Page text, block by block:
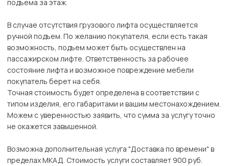
подъема за этаж.
В случае отсутствия грузового лифта осуществляется
ручной подъем. По желанию покупателя, если есть такая
возможность, подъем может быть осуществлен на
пассажирском лифте. Ответственность за рабочее
состояние лифта и возможное повреждение мебели
покупатель берет на себя.
Точная стоимость будет определена в соответствии с
типом изделия, его габаритами и вашим местонахождением.
Можем с уверенностью заявить, что сумма за услугу точно
не окажется завышенной.
Возможна дополнительная услуга "Доставка по времени" в
пределах МКАД. Стоимость услуги составляет 900 руб.